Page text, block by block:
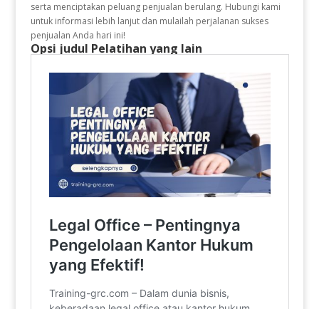
serta menciptakan peluang penjualan berulang. Hubungi kami
untuk informasi lebih lanjut dan mulailah perjalanan sukses
penjualan Anda hari ini!
Opsi judul Pelatihan yang lain